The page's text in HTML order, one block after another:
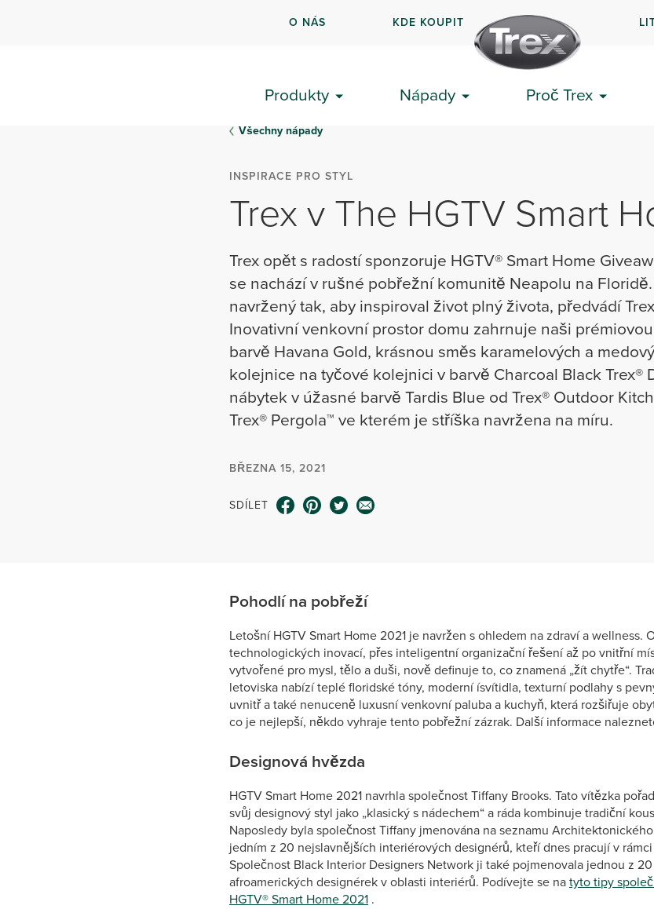
O NÁS KDE KOUPIT
Produkty Nápady Proč Trex
Všechny nápady
INSPIRACE PRO STYL
Trex v The HGTV Smart
Trex opět s radostí sponzoruje HGTV® Smart Home
se nachází v rušné pobřežní komunitě Neapolu na
navržený tak, aby inspiroval život plný života, předvádí
Inovativní venkovní prostor domu zahrnuje naši
barvě Havana Gold, krásnou směs karamelových a
kolejnice na tyčové kolejnici v barvě Charcoal Black Trex®
nábytek v úžasné barvě Tardis Blue od Trex® Outdoor
Trex® Pergola™ ve kterém je stříška navržena na míru.
BŘEZNA 15, 2021
SDÍLET
Pohodlí na pobřeží
Letošní HGTV Smart Home 2021 je navržen s ohledem na zdraví a wellness.
technologických inovací, přes inteligentní organizační řešení až po vnitřní
vytvořené pro mysl, tělo a duši, nově definuje to, co znamená „žít chytře“.
letoviska nabízí teplé floridské tóny, moderní ísvítidla, texturní podlahy s
uvnitř a také nenuceně luxusní venkovní paluba a kuchyň, která rozšiřuje
co je nejlepší, někdo vyhraje tento pobřežní zázrak. Další informace
Designová hvězda
HGTV Smart Home 2021 navrhla společnost Tiffany Brooks. Tato vítězka
svůj designový styl jako „klasický s nádechem“ a ráda kombinuje tradiční
Naposledy byla společnost Tiffany jmenována na seznamu
jedním z 20 nejslavnějších interiérových designérů, kteří dnes pracují v
Společnost Black Interior Designers Network ji také pojmenovala jednou z
afroamerických designérek v oblasti interiérů. Podívejte se natyto tipy
HGTV® Smart Home 2021 .